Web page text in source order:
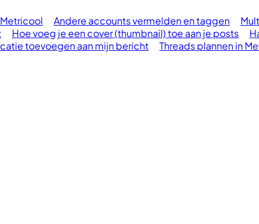
Andere accounts vermelden en taggen
Hoe voeg je een cover (thumbnail) toe aan je posts
toevoegen aan mijn bericht Threads plannen in